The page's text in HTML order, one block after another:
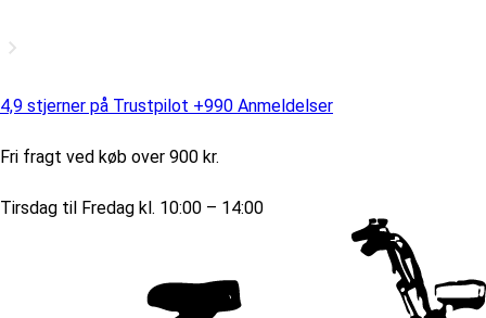
4,9 stjerner på Trustpilot +990 Anmeldelser
Fri fragt ved køb over 900 kr.
Tirsdag til Fredag kl. 10:00 – 14:00